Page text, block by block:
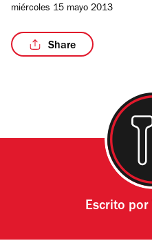
miércoles 15 mayo 2013
Share
Escrito por